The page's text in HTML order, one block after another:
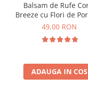
Balsam de Rufe
Breeze cu Flori de
by Delia 2L
49,00 RON
ADAUGA IN COS